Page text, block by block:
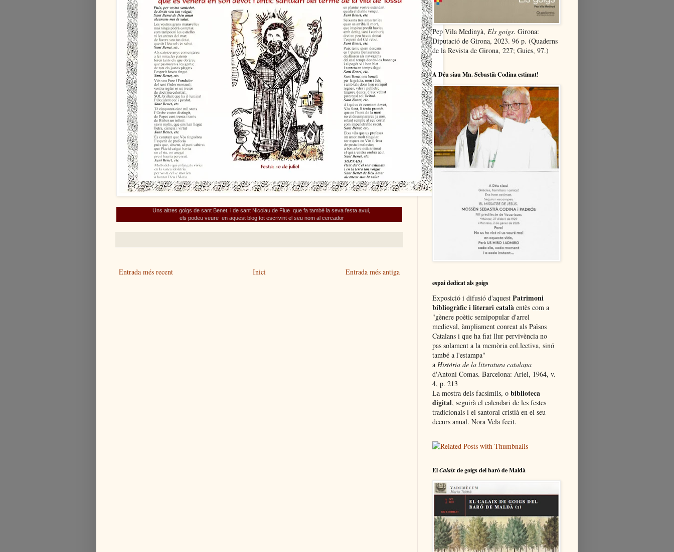
Uns altres goigs de sant Benet, i de sant Nicolau de Flue que fa també la seva festa avui,
els podeu veure en aquest blog tot escrivint el seu nom al cercador
Entrada més recent Entrada més antiga
Inici
Pep Vila Medinyà, Els goigs. Girona:
Diputació de Girona, 2023. 96 p. (Quaderns
de la Revista de Girona, 227; Guies, 97.)
A Déu siau Mn. Sebastià Codina estimat!
espai dedicat als goigs
Exposició i difusió d'aquest Patrimoni
bibliogràfic i literari català entès com a
"gènere poètic semipopular d'arrel
medieval, àmpliament conreat als Països
Catalans i que ha fiat llur pervivència no
pas solament a la memòria col.lectiva, sinó
també a l'estampa"
a Història de la literatura catalana
d'Antoni Comas. Barcelona: Ariel, 1964, v.
4, p. 213
La mostra dels facsímils, o biblioteca
digital, seguirà el calendari de les festes
tradicionals i el santoral cristià en el seu
decurs anual. Nora Vela fecit.
ElCalaixde goigs del baró de Maldà